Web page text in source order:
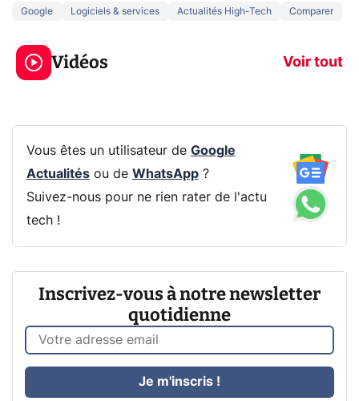
Google Logiciels & services Actualités High-Tech Comparer
Vidéos Voir tout
5 générations de
jeux dans la
prochaine Xbox !
Ce que vous
navigation
Vous êtes un utilisateur de Google
Actualitésou de WhatsApp?
Suivez-nous pour ne rien rater de l'actu
tech !
Inscrivez-vous à notre newsletter
quotidienne
Je m'inscris !